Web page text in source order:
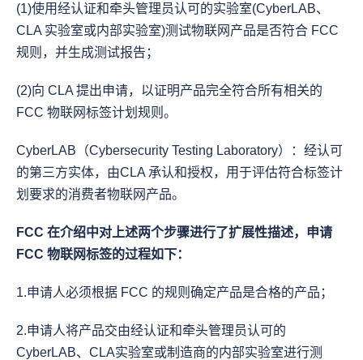
(1)使用经认证和牵头管理员认可的实验室(CyberLAB、
CLA 实验室或内部实验室)测试物联网产品是否符合 FCC
规则，并生成测试报告；
(2)向 CLA 提出申请，以证明产品完全符合所有相关的
FCC 物联网标签计划规则。
CyberLAB（Cybersecurity Testing Laboratory）：经认可
的第三方实体，由CLA 承认和授权，用于评估符合标签计
划要求的消费者物联网产品。
FCC 在介绍中对上述两个步骤进行了扩展性描述，申请
FCC 物联网标签的过程如下：
1.申请人必须根据 FCC 的规则确定产品是合格的产品；
2.申请人将产品交由经认证和牵头管理员认可的
CyberLAB、CLA实验室或制造商的内部实验室进行测